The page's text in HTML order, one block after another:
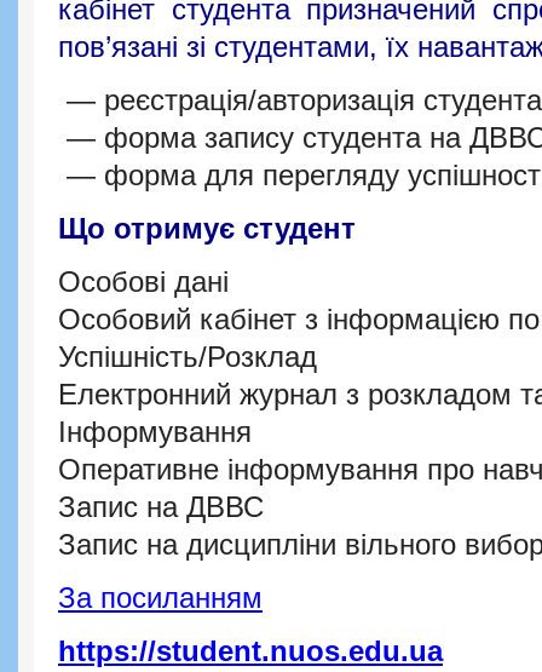
кабінет студента призначений
пов’язані зі студентами, їх
— реєстрація/авторизація
— форма запису студента на
— форма для перегляду
Що отримує студент
Особові дані
Особовий кабінет з інформацією
Успішність/Розклад
Електронний журнал з розкладом
Інформування
Оперативне інформування про
Запис на ДВВС
Запис на дисципліни вільного
За посиланням
https://student.nuos.edu.ua